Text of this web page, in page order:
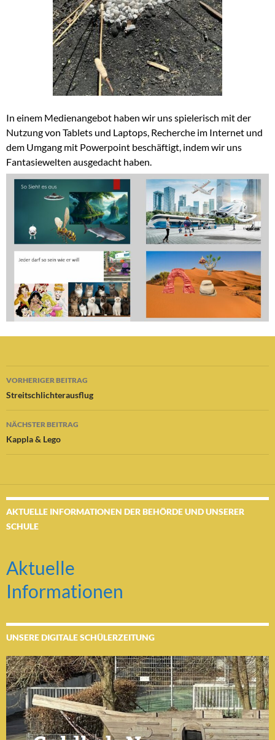
In einem Medienangebot haben wir uns spielerisch mit der
Nutzung von Tablets und Laptops, Recherche im Internet und
dem Umgang mit Powerpoint beschäftigt, indem wir uns
Fantasiewelten ausgedacht haben.
Beitragsnavigation
VORHERIGER BEITRAG
Streitschlichterausflug
NÄCHSTER BEITRAG
Kappla & Lego
AKTUELLE INFORMATIONEN DER BEHÖRDE UND UNSERER
SCHULE
Aktuelle
Informationen
UNSERE DIGITALE SCHÜLERZEITUNG